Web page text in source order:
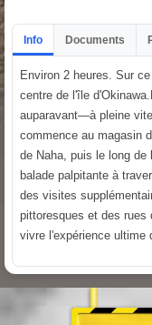
Info Documents
Environ 2 heures. Sur
centre de l'île
auparavant—à pleine
commence au magasin
de Naha, puis le long
balade palpitante à
des visites
pittoresques et des rues
vivre l'expérience ultime